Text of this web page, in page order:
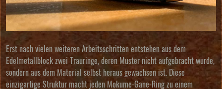
Erst nach vielen weiteren Arbeitsschritten entstehen aus dem
Edelmetallblock zwei Trauringe, deren Muster nicht aufgebracht wurde,
sondern aus dem Material selbst heraus gewachsen ist. Diese
einzigartige Struktur macht jeden Mokume-Gane-Ring zu einem